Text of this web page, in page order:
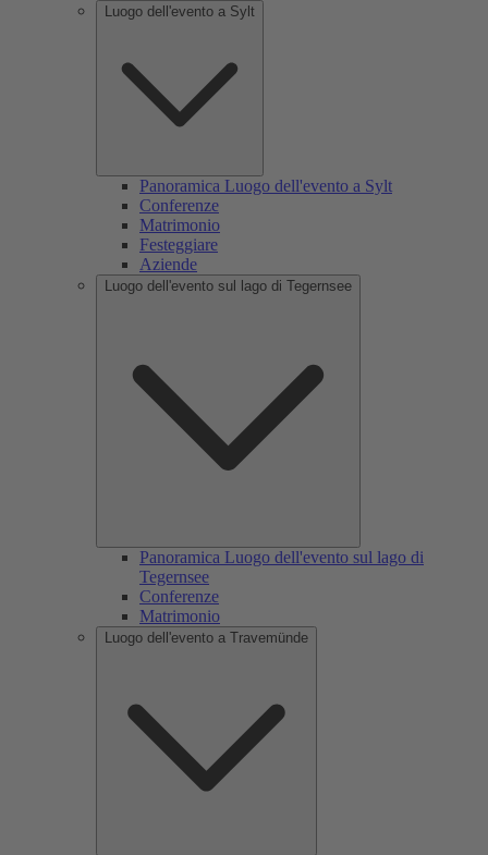
Luogo dell'evento a Sylt
Panoramica Luogo dell'evento a Sylt
Conferenze
Matrimonio
Festeggiare
Aziende
Luogo dell'evento sul lago di Tegernsee
Panoramica Luogo dell'evento sul lago di
Tegernsee
Conferenze
Matrimonio
Luogo dell'evento a Travemünde